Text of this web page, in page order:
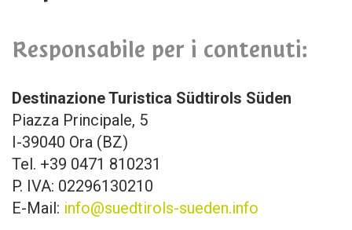
Responsabile per i contenuti:
Destinazione Turistica Südtirols Süden
Piazza Principale, 5
I-39040 Ora (BZ)
Tel. +39 0471 810231
P. IVA: 02296130210
E-Mail: info@suedtirols-sueden.info